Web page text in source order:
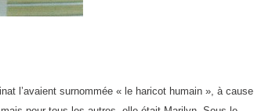
l’avaient surnommée « le haricot humain », à cause